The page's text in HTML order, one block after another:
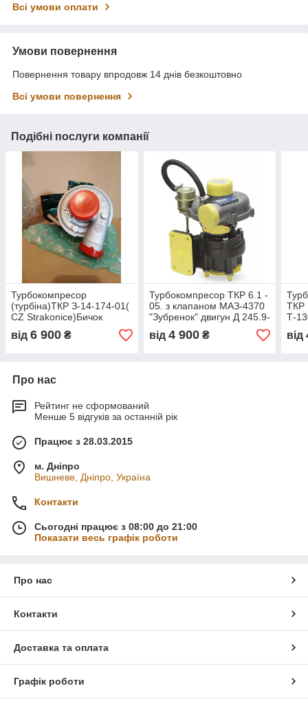
Всі умови оплати
Умови повернення
Повернення товару впродовж 14 днів безкоштовно
Всі умови повернення
Подібні послуги компанії
Турбокомпресор
(турбіна)ТКР З-14-174-01(
CZ Strakonice)Бичок
,МТЗ-1005.двигун Д-245
від 6 900 ₴
Турбокомпресор ТКР 6.1 -
05. з клапаном МАЗ-4370
"Зубренок" двигун Д 245.9-
67; Д 245.9-568
від 4 900₴
ТКР
Т-
Д-
від
Про нас
Рейтинг не сформований
Менше 5 відгуків за останній рік
Працює з 28.03.2015
м. Дніпро
Вишневе, Дніпро, Україна
Контакти
Сьогодні працює з 08:00 до 21:00
Показати весь графік роботи
Про нас
Контакти
Доставка та оплата
Графік роботи